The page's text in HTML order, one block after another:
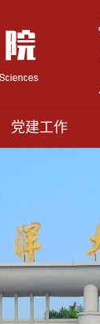
党建工作